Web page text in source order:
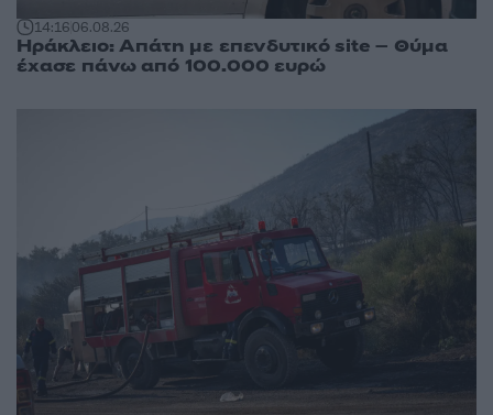
14:1606.08.26
Ηράκλειο: Απάτη με επενδυτικό site – Θύμα
έχασε πάνω από 100.000 ευρώ